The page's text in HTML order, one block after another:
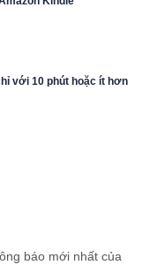
với 10 phút hoặc ít hơn
báo mới nhất của